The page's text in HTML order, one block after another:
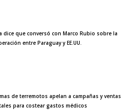
dice que conversó con Marco Rubio sobre la
entre Paraguay y EE.UU.
de terremotos apelan a campañas y ventas
para costear gastos médicos